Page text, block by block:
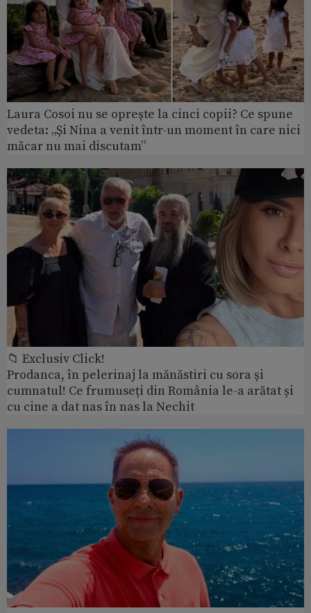
Laura Cosoi nu se oprește la cinci copii? Ce spune
vedeta: „Și Nina a venit într-un moment în care nici
măcar nu mai discutam”
📁 Exclusiv Click!
Prodanca, în pelerinaj la mănăstiri cu sora și
cumnatul! Ce frumuseți din România le-a arătat și
cu cine a dat nas în nas la Nechit